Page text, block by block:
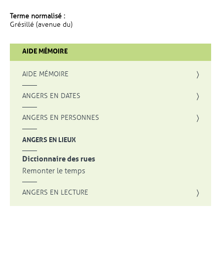
Terme normalisé :
Grésillé (avenue du)
AIDE MÉMOIRE
AIDE MÉMOIRE
ANGERS EN DATES
ANGERS EN PERSONNES
ANGERS EN LIEUX
Dictionnaire des rues
Remonter le temps
ANGERS EN LECTURE